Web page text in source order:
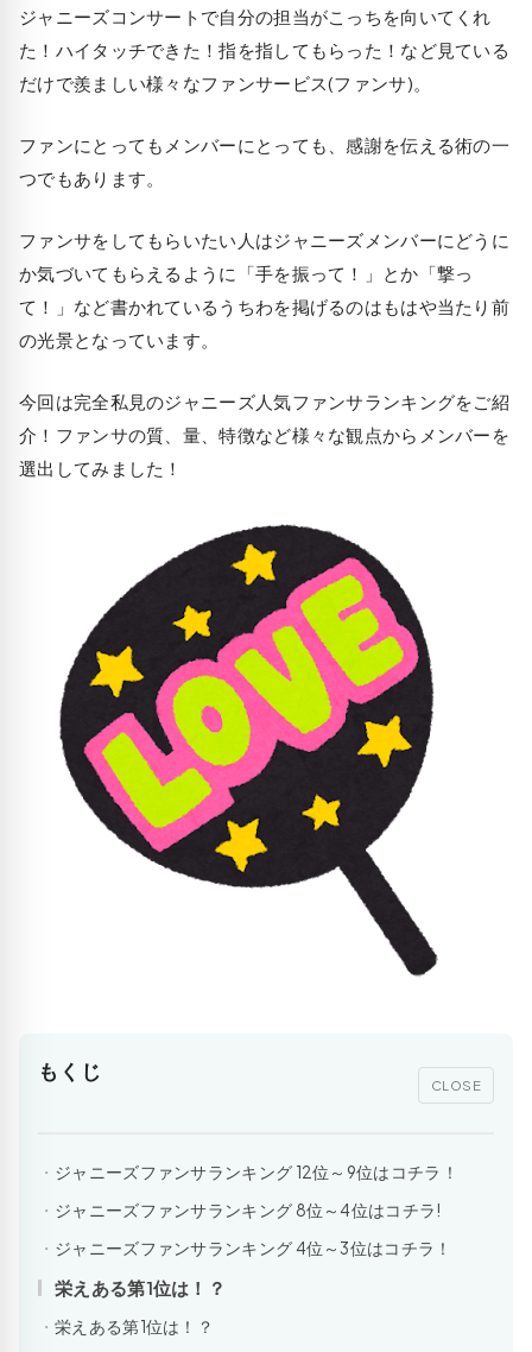
ジャニーズコンサートで自分の担当がこっちを向いてくれ
た！ハイタッチできた！指を指してもらった！など見ている
だけで羨ましい様々なファンサービス(ファンサ)。
ファンにとってもメンバーにとっても、感謝を伝える術の一
つでもあります。
ファンサをしてもらいたい人はジャニーズメンバーにどうに
か気づいてもらえるように「手を振って！」とか「撃っ
て！」など書かれているうちわを掲げるのはもはや当たり前
の光景となっています。
今回は完全私見のジャニーズ人気ファンサランキングをご紹
介！ファンサの質、量、特徴など様々な観点からメンバーを
選出してみました！
もくじ
CLOSE
ジャニーズファンサランキング 12位～9位はコチラ！
ジャニーズファンサランキング 8位～4位はコチラ!
ジャニーズファンサランキング 4位～3位はコチラ！
栄えある第1位は！？
栄えある第1位は！？